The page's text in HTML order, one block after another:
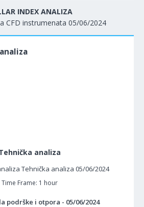
INDEX ANALIZA
CFD instrumenata 05/06/2024
analiza
Time Frame: 1 hour
podrške i otpora - 05/06/2024